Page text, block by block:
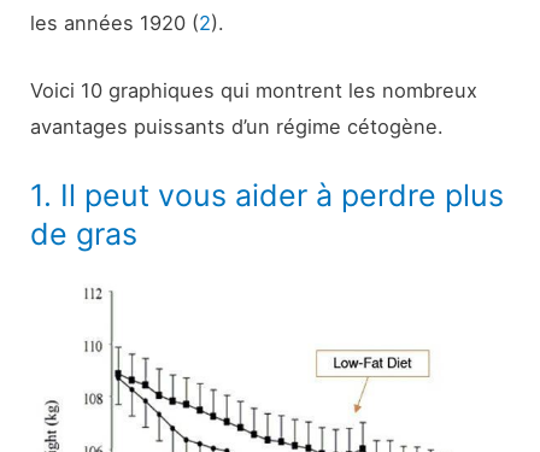
les années 1920 (2).
Voici 10 graphiques qui montrent les nombreux
avantages puissants d’un régime cétogène.
1. Il peut vous aider à perdre plus
de gras